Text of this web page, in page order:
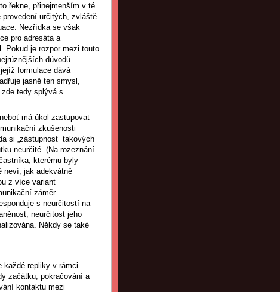
řekne, přinejmenším v té
určitých, zvláště
Nezřídka se však
pro adresáta a
Pokud je rozpor mezi touto
důvodů
formulace dává
jasně ten smysl,
zde tedy splývá s
má úkol zastupovat
zkušenosti
si „zástupnost” takových
neurčité. (Na rozeznání
kterému byly
neví, jak adekvátně
z více variant
záměr
s neurčitostí na
neurčitost jeho
Někdy se také
každé repliky v rámci
začátku, pokračování a
kontaktu mezi